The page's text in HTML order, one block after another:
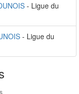
- Ligue du
- Ligue du